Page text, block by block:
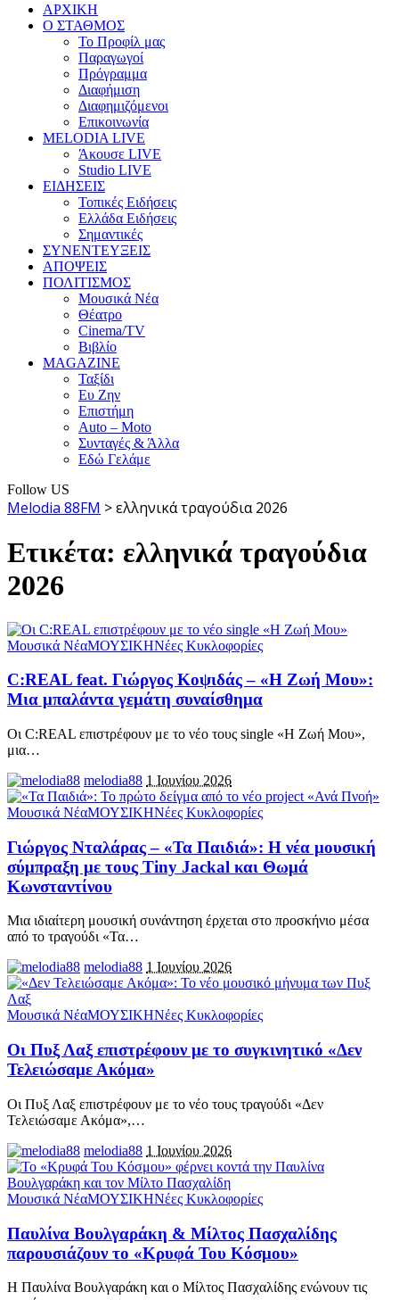
ΑΡΧΙΚΗ
Ο ΣΤΑΘΜΟΣ
Το Προφίλ μας
Παραγωγοί
Πρόγραμμα
Διαφήμιση
Διαφημιζόμενοι
Επικοινωνία
MELODIA LIVE
Άκουσε LIVE
Studio LIVE
ΕΙΔΗΣΕΙΣ
Τοπικές Ειδήσεις
Ελλάδα Ειδήσεις
Σημαντικές
ΣΥΝΕΝΤΕΥΞΕΙΣ
ΑΠΟΨΕΙΣ
ΠΟΛΙΤΙΣΜΟΣ
Μουσικά Νέα
Θέατρο
Cinema/TV
Βιβλίο
MAGAZINE
Ταξίδι
Ευ Ζην
Επιστήμη
Auto – Moto
Συνταγές & Άλλα
Εδώ Γελάμε
Follow US
Melodia 88FM >ελληνικά τραγούδια 2026
Ετικέτα: ελληνικά τραγούδια
2026
Μουσικά ΝέαΜΟΥΣΙΚΗΝέες Κυκλοφορίες
C:REAL feat. Γιώργος Κοψιδάς – «Η Ζωή Μου»:
Μια μπαλάντα γεμάτη συναίσθημα
Οι C:REAL επιστρέφουν με το νέο τους single «Η Ζωή Μου»,
μια…
melodia88 1 Ιουνίου 2026
Μουσικά ΝέαΜΟΥΣΙΚΗΝέες Κυκλοφορίες
Γιώργος Νταλάρας – «Τα Παιδιά»: Η νέα μουσική
σύμπραξη με τους Tiny Jackal και Θωμά
Κωνσταντίνου
Μια ιδιαίτερη μουσική συνάντηση έρχεται στο προσκήνιο μέσα
από το τραγούδι «Τα…
melodia88 1 Ιουνίου 2026
Μουσικά ΝέαΜΟΥΣΙΚΗΝέες Κυκλοφορίες
Οι Πυξ Λαξ επιστρέφουν με το συγκινητικό «Δεν
Τελειώσαμε Ακόμα»
Οι Πυξ Λαξ επιστρέφουν με το νέο τους τραγούδι «Δεν
Τελειώσαμε Ακόμα»,…
melodia88 1 Ιουνίου 2026
Μουσικά ΝέαΜΟΥΣΙΚΗΝέες Κυκλοφορίες
Παυλίνα Βουλγαράκη & Μίλτος Πασχαλίδης
παρουσιάζουν το «Κρυφά Του Κόσμου»
Η Παυλίνα Βουλγαράκη και ο Μίλτος Πασχαλίδης ενώνουν τις